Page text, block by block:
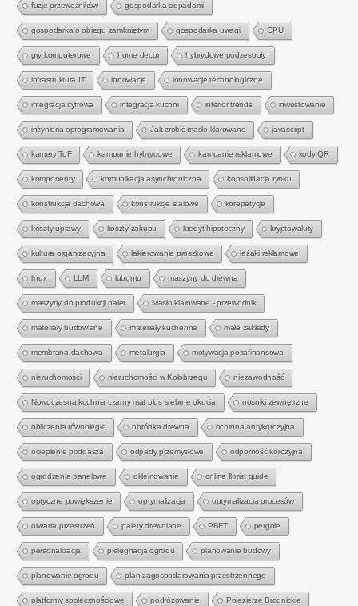
fuzje przewoźników gospodarka odpadami
gospodarka o obiegu zamkniętym gospodarka uwagi GPU
gry komputerowe home decor hybrydowe podzespoły
infrastruktura IT innowacje innowacje technologiczne
integracja cyfrowa integracja kuchni interior trends inwestowanie
inżynieria oprogramowania Jak zrobić masło klarowane javascript
kamery ToF kampanie hybrydowe kampanie reklamowe kody QR
komponenty komunikacja asynchroniczna konsolidacja rynku
konstrukcja dachowa konstrukcje stalowe korepetycje
koszty uprawy koszty zakupu kredyt hipoteczny kryptowaluty
kultura organizacyjna lakierowanie proszkowe leżaki reklamowe
linux LLM lubuntu maszyny do drewna
maszyny do produkcji palet Masło klarowane - przewodnik
materiały budowlane materiały kuchenne małe zakłady
membrana dachowa metalurgia motywacja pozafinansowa
nieruchomości nieruchomości w Kołobrzegu niezawodność
Nowoczesna kuchnia czarny mat plus srebrne okucia nośniki zewnętrzne
obliczenia równoległe obróbka drewna ochrona antykorozyjna
ocieplenie poddasza odpady przemysłowe odporność korozyjna
ogrodzenia panelowe okleinowanie online florist guide
optyczne powiększenie optymalizacja optymalizacja procesów
otwarta przestrzeń palety drewniane PBFT pergole
personalizacja pielęgnacja ogrodu planowanie budowy
planowanie ogrodu plan zagospodarowania przestrzennego
platformy społecznościowe podróżowanie Pojezierze Brodnickie